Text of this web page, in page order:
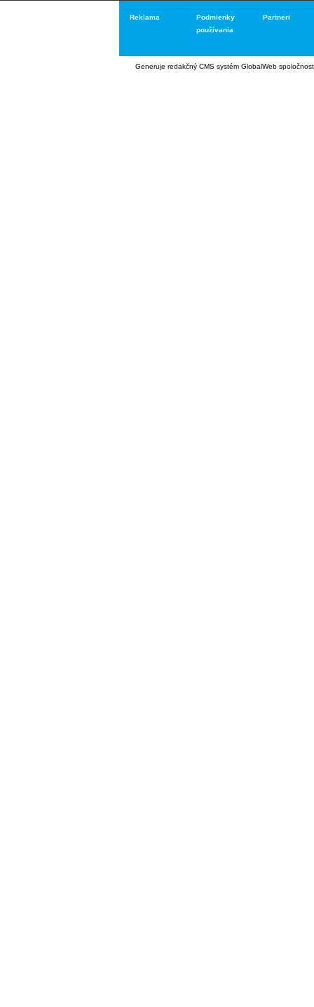
Reklama
Podmienky
používania
Partneri
Generuje redakčný CMS systém GlobalWeb